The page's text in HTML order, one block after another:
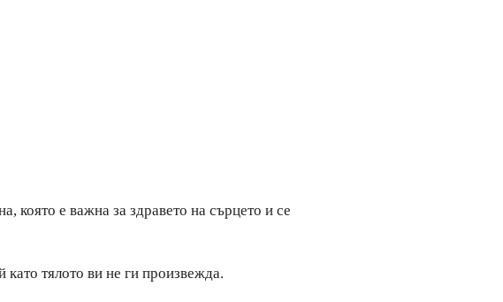
която е важна за здравето на сърцето и се
като тялото ви не ги произвежда.